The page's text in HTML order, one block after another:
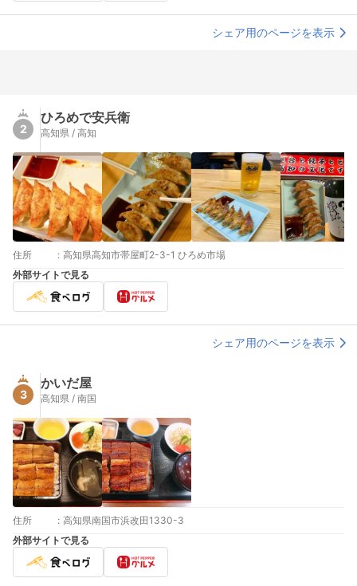
シェア用のページを表示
2
ひろめで安兵衛
高知県 / 高知
住所 : 高知県高知市帯屋町2-3-1 ひろめ市場
外部サイトで見る
シェア用のページを表示
3
かいだ屋
高知県 / 南国
住所 : 高知県南国市浜改田1330-3
外部サイトで見る